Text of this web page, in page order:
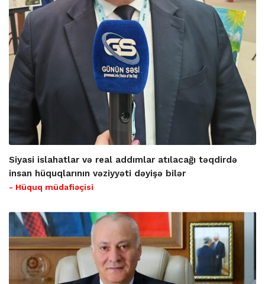
Siyasi islahatlar və real addımlar atılacağı təqdirdə
insan hüquqlarının vəziyyəti dəyişə bilər
- Hüquq müdafiəçisi